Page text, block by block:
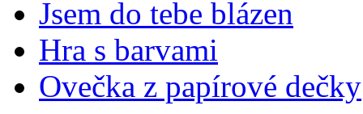
Jsem do tebe blázen
Hra s barvami
Ovečka z papírové dečky